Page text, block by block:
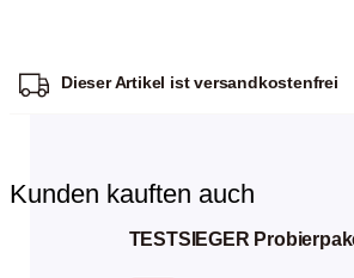
Dieser Artikel istversandkostenfrei
Kunden kauften auch
TESTSIEGER